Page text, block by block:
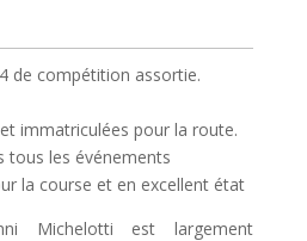
de compétition assortie.
immatriculées pour la route.
tous les événements
la course et en excellent état
Michelotti est largement